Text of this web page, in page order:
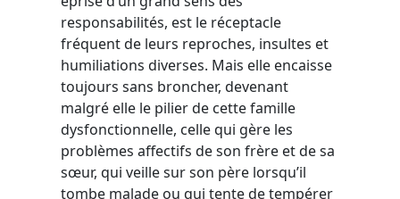
responsabilités, est le réceptacle
fréquent de leurs reproches, insultes et
humiliations diverses. Mais elle encaisse
toujours sans broncher, devenant
malgré elle le pilier de cette famille
dysfonctionnelle, celle qui gère les
problèmes affectifs de son frère et de sa
sœur, qui veille sur son père lorsqu’il
tombe malade ou qui tente de tempérer